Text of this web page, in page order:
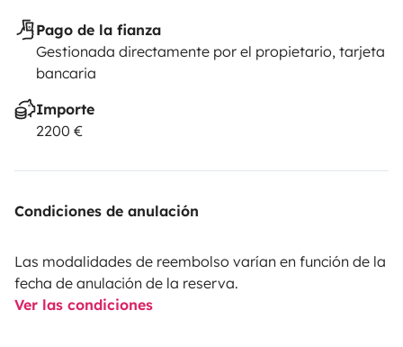
Pago de la fianza
Gestionada directamente por el propietario, tarjeta
bancaria
Importe
2200 €
Condiciones de anulación
Las modalidades de reembolso varían en función de la
fecha de anulación de la reserva.
Ver las condiciones